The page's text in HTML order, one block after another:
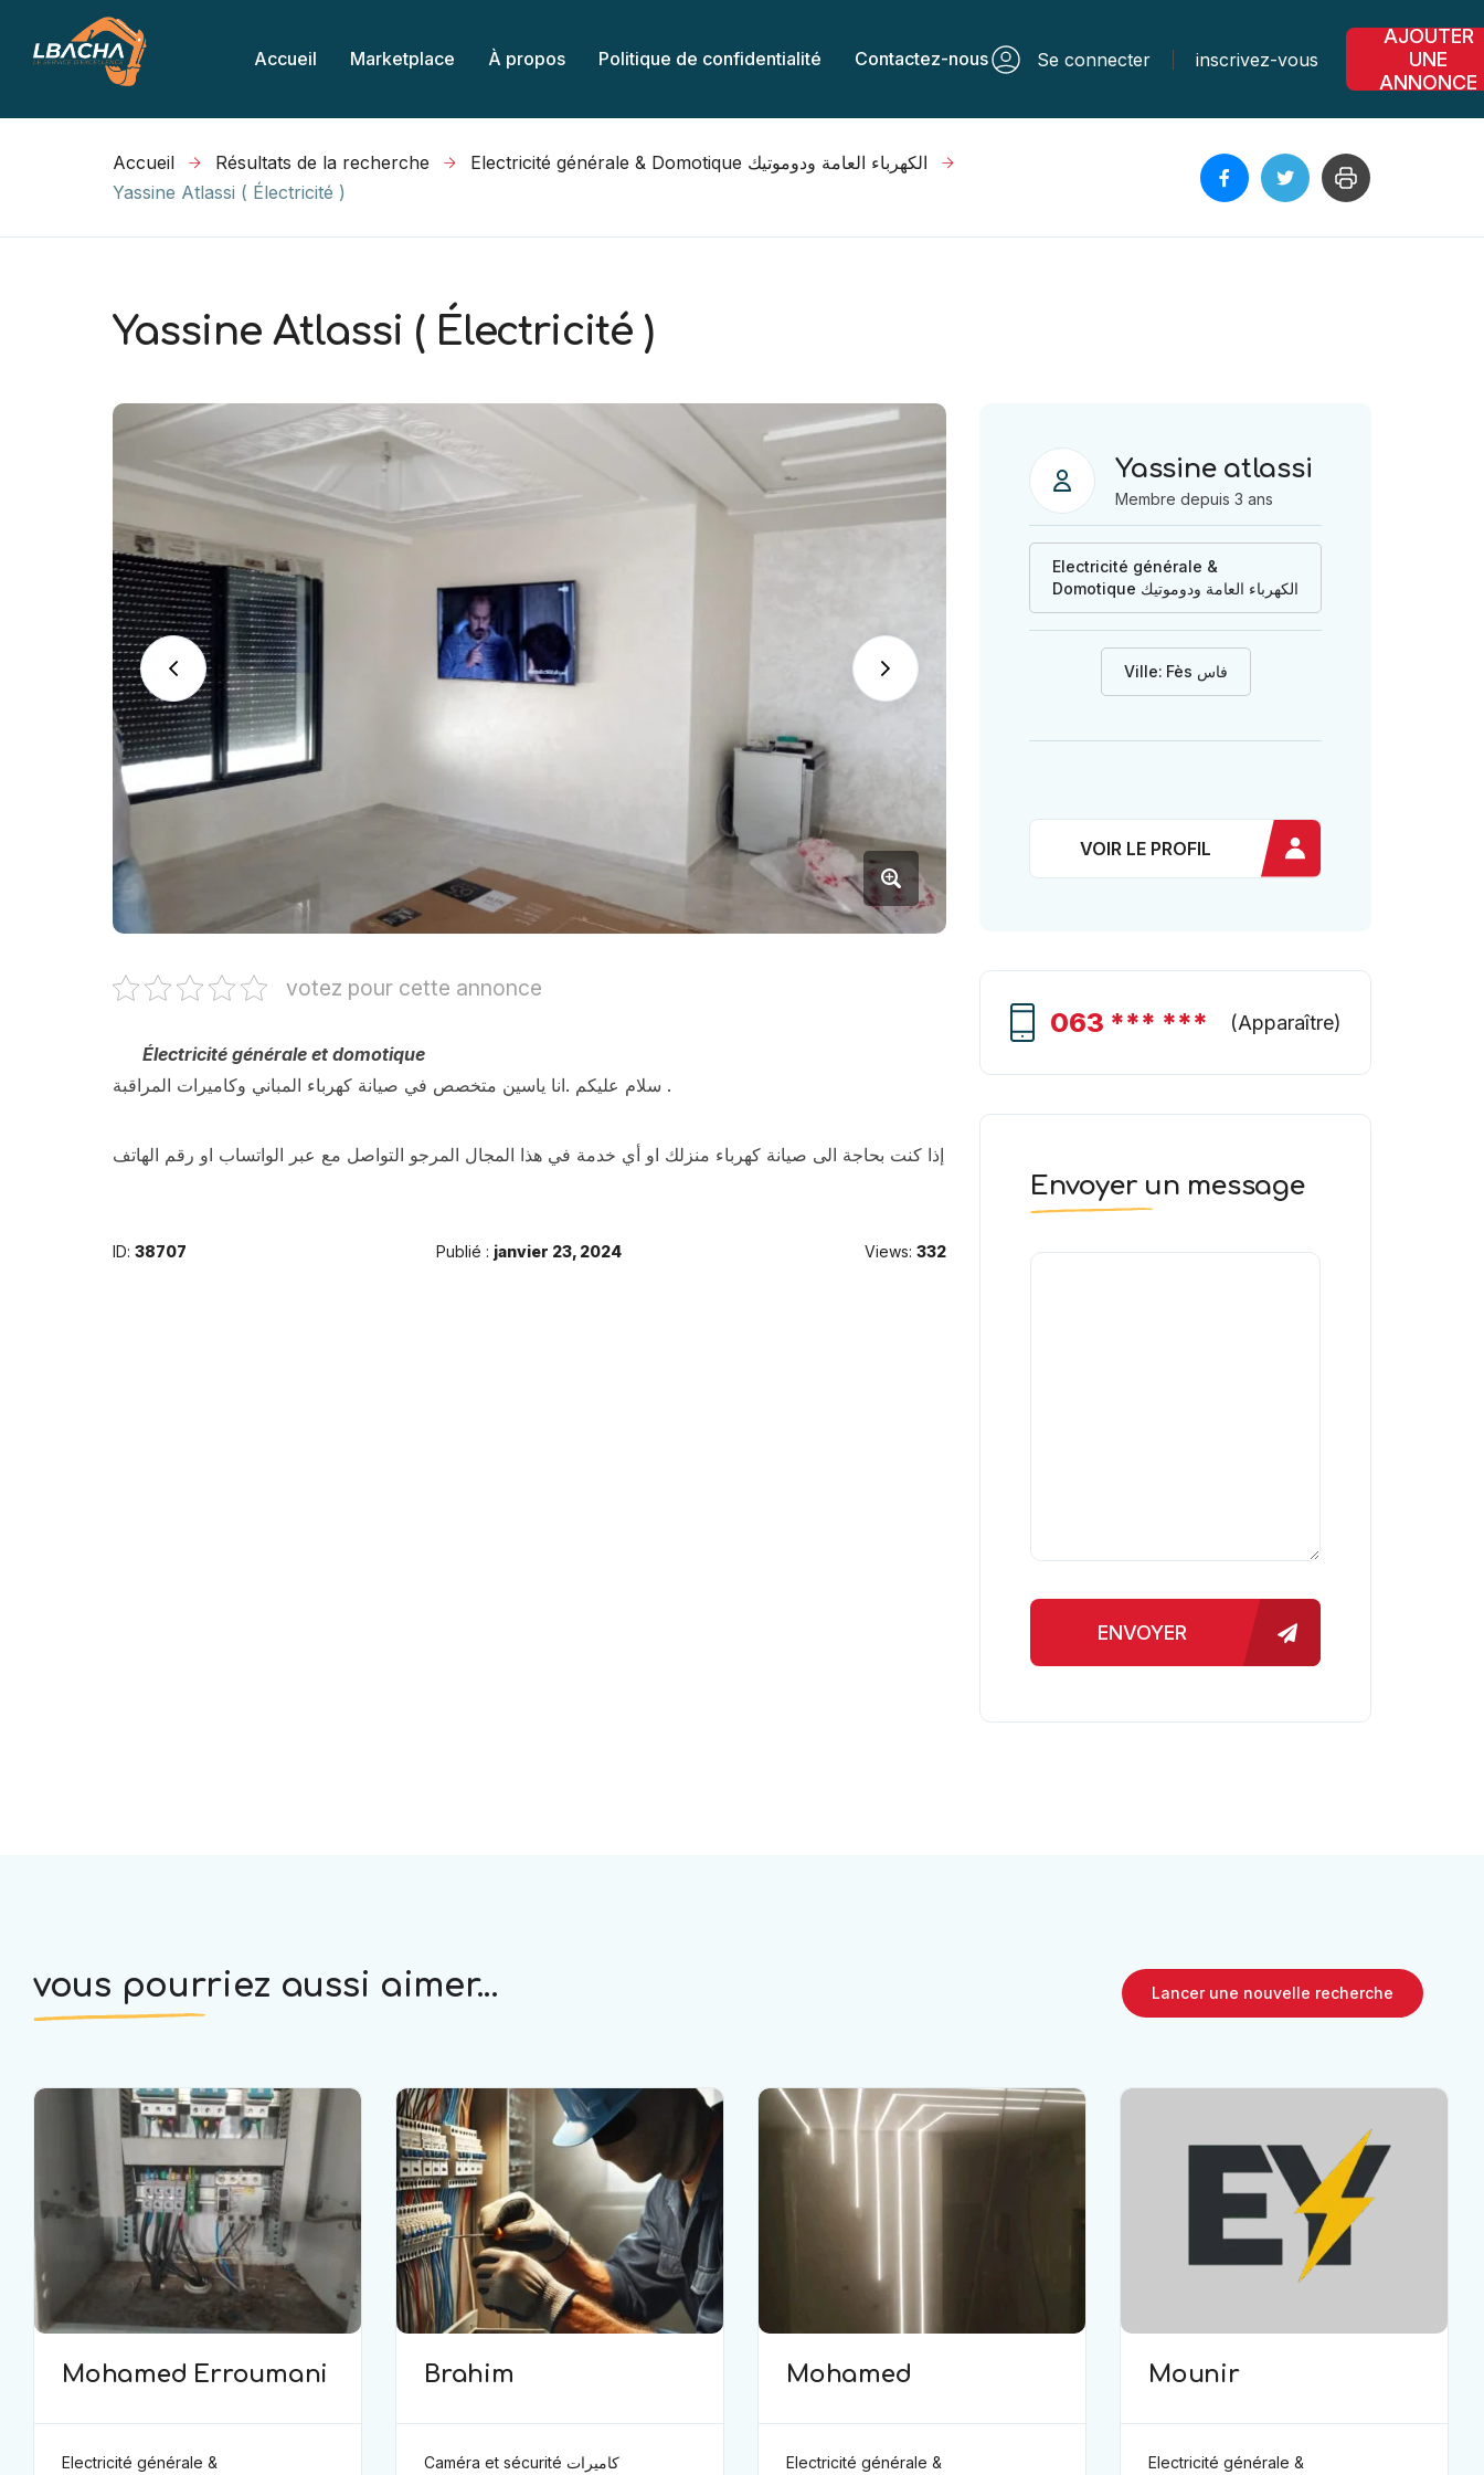
Accueil Marketplace À propos Politique de confidentialité Contactez-nous Se connecter inscrivez-vous
AJOUTER
UNE
ANNONCE
Accueil Résultats de la recherche
Electricité générale & Domotique الكهرباء العامة ودوموتيك
Yassine Atlassi ( Électricité )
Yassine Atlassi ( Électricité )
votez pour cette annonce
Électricité générale et domotique
سلام عليكم .انا ياسين متخصص في صيانة كهرباء المباني وكاميرات المراقبة .
إذا كنت بحاجة الى صيانة كهرباء منزلك او أي خدمة في هذا المجال المرجو التواصل مع عبر الواتساب او رقم الهاتف
ID: 38707 Publié : janvier 23, 2024 Views: 332
Yassine atlassi
Membre depuis 3 ans
Electricité générale &
Domotique الكهرباء العامة ودوموتيك
Ville: Fès فاس
VOIR LE PROFIL
063 *** *** (Apparaître)
Envoyer un message
ENVOYER
vous pourriez aussi aimer... Lancer une nouvelle recherche
Mohamed Erroumani
Electricité générale &
Brahim
Caméra et sécurité كاميرات
Mohamed
Electricité générale &
Mounir
Electricité générale &